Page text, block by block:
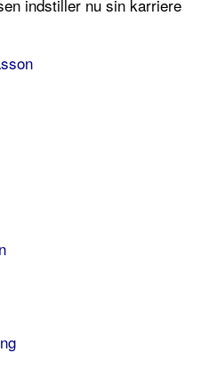
indstiller nu sin karriere